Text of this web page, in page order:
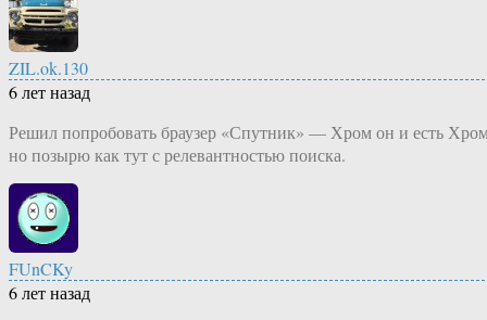
ZIL.ok.130
6 лет назад
Решил попробовать браузер «Спутник» — Хром он и есть
но позырю как тут с релевантностью поиска.
FUnCKy
6 лет назад